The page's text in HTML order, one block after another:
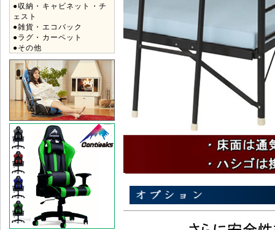
●収納・キャビネット・チ
ェスト
●雑貨・エコバック
●ラグ・カーペット
●その他